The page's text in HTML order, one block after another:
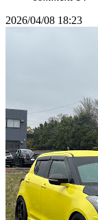
2026/04/08 18:23